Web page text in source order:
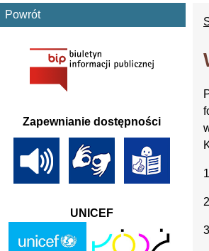
Powrót
Zapewnianie dostępności
UNICEF